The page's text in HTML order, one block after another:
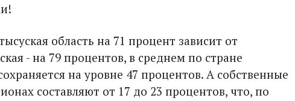
область на 71 процент зависит от
- на 79 процентов, в среднем по стране
на уровне 47 процентов. А собственные
составляют от 17 до 23 процентов, что, по